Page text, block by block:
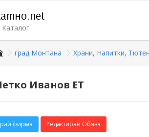
град Монтана Храни, Напитки,
Иванов ЕТ
фирма Редактирай Обява